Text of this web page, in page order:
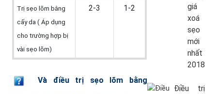
Trị sẹo lõm bằng
cấy da ( Áp dụng
cho trường hợp bị
vài sẹo lõm)
2-3 1-2
Và điều trị sẹo lõm bằng
giá
xoá
sẹo
mới
nhất
2018
Điều trị